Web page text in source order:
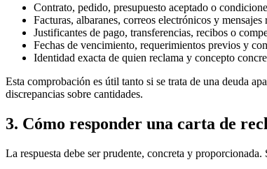
Contrato, pedido, presupuesto aceptado o
Facturas, albaranes, correos electrónicos y mensajes
Justificantes de pago, transferencias, recibos o
Fechas de vencimiento, requerimientos previos y
Identidad exacta de quien reclama y concepto
Esta comprobación es útil tanto si se trata de una deuda
discrepancias sobre cantidades.
3. Cómo responder una carta de
La respuesta debe ser prudente, concreta y